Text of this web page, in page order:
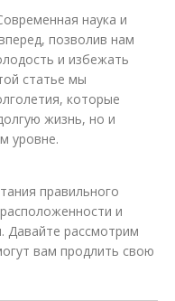
наука и
позволив нам
и избежать
статье мы
которые
жизнь, но и
уровне.
правильного
и
Давайте рассмотрим
вам продлить свою